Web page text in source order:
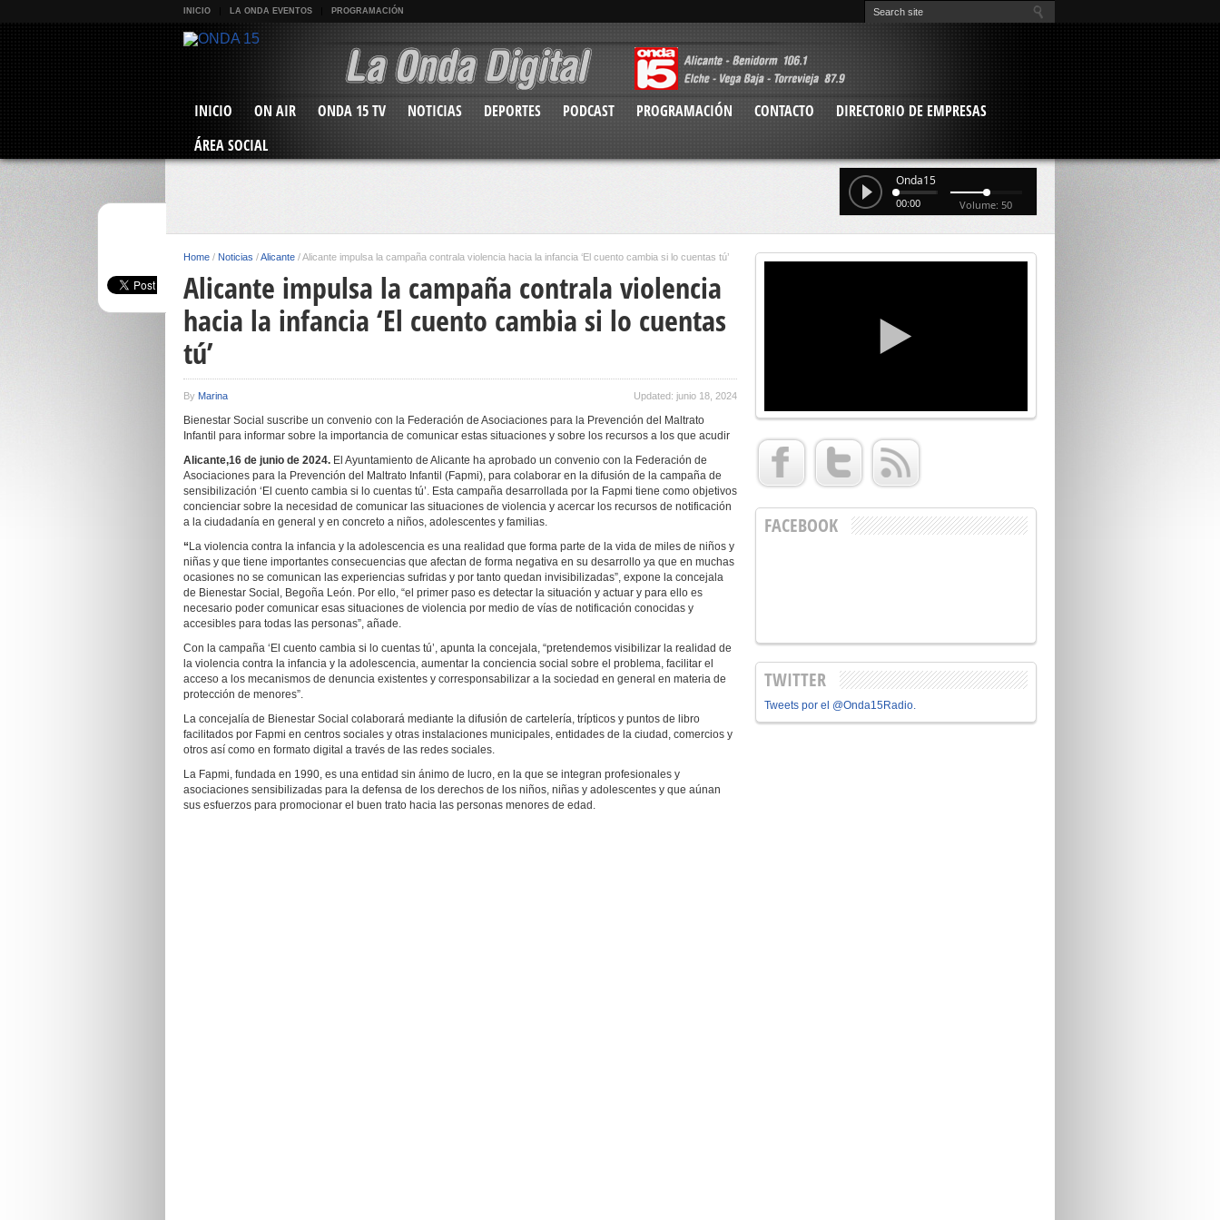
INICIO LA ONDA EVENTOS PROGRAMACIÓN
INICIO ON AIR ONDA 15 TV NOTICIAS DEPORTES PODCAST PROGRAMACIÓN CONTACTO
DIRECTORIO DE EMPRESAS
ÁREA SOCIAL
Onda15
00:00 Volume: 50
Home / Noticias /Alicante /Alicante impulsa la campaña contrala violencia hacia la infancia ‘El cuento cambia si lo cuentas tú’
Alicante impulsa la campaña contrala violencia
hacia la infancia ‘El cuento cambia si lo cuentas
tú’
By Marina Updated: junio 18, 2024
Bienestar Social suscribe un convenio con la Federación de Asociaciones para la Prevención del Maltrato
Infantil para informar sobre la importancia de comunicar estas situaciones y sobre los recursos a los que acudir
Alicante,16 de junio de 2024. El Ayuntamiento de Alicante ha aprobado un convenio con la Federación de
Asociaciones para la Prevención del Maltrato Infantil (Fapmi), para colaborar en la difusión de la campaña de
sensibilización ‘El cuento cambia si lo cuentas tú’. Esta campaña desarrollada por la Fapmi tiene como objetivos
concienciar sobre la necesidad de comunicar las situaciones de violencia y acercar los recursos de notificación
a la ciudadanía en general y en concreto a niños, adolescentes y familias.
“ La violencia contra la infancia y la adolescencia es una realidad que forma parte de la vida de miles de niños y
niñas y que tiene importantes consecuencias que afectan de forma negativa en su desarrollo ya que en muchas
ocasiones no se comunican las experiencias sufridas y por tanto quedan invisibilizadas”, expone la concejala
de Bienestar Social, Begoña León. Por ello, “el primer paso es detectar la situación y actuar y para ello es
necesario poder comunicar esas situaciones de violencia por medio de vías de notificación conocidas y
accesibles para todas las personas”, añade.
Con la campaña ‘El cuento cambia si lo cuentas tú’, apunta la concejala, “pretendemos visibilizar la realidad de
la violencia contra la infancia y la adolescencia, aumentar la conciencia social sobre el problema, facilitar el
acceso a los mecanismos de denuncia existentes y corresponsabilizar a la sociedad en general en materia de
protección de menores”.
La concejalía de Bienestar Social colaborará mediante la difusión de cartelería, trípticos y puntos de libro
facilitados por Fapmi en centros sociales y otras instalaciones municipales, entidades de la ciudad, comercios y
otros así como en formato digital a través de las redes sociales.
La Fapmi, fundada en 1990, es una entidad sin ánimo de lucro, en la que se integran profesionales y
asociaciones sensibilizadas para la defensa de los derechos de los niños, niñas y adolescentes y que aúnan
sus esfuerzos para promocionar el buen trato hacia las personas menores de edad.
FACEBOOK
TWITTER
Tweets por el @Onda15Radio.